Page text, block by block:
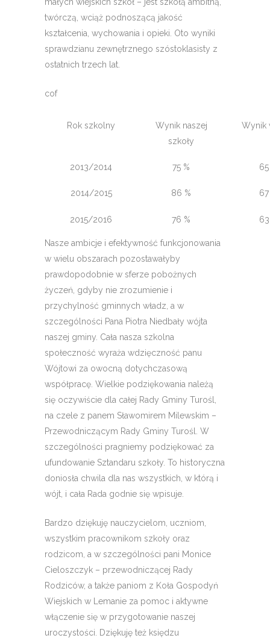
twórczą, wciąż podnoszącą jakość
kształcenia, wychowania i opieki. Oto wyniki
sprawdzianu zewnętrznego szóstoklasisty z
ostatnich trzech lat.
cof
Rok szkolny
Wynik naszej
szkoły
Wynik
2013/2014 75 %
2014/2015 86 %
2015/2016 76 %
Nasze ambicje i efektywność funkcjonowania
w wielu obszarach pozostawałyby
prawdopodobnie w sferze pobożnych
życzeń, gdyby nie zrozumienie i
przychylność gminnych władz, a w
szczególności Pana Piotra Niedbały wójta
naszej gminy. Cała nasza szkolna
społeczność wyraża wdzięczność panu
Wójtowi za owocną dotychczasową
współpracę. Wielkie podziękowania należą
się oczywiście dla całej Rady Gminy Turośl,
na czele z panem Sławomirem Milewskim –
Przewodniczącym Rady Gminy Turośl. W
szczególności pragniemy podziękować za
ufundowanie Sztandaru szkoły. To historyczna
doniosła chwila dla nas wszystkich, w którą i
wójt, i cała Rada godnie się wpisuje.
Bardzo dziękuję nauczycielom, uczniom,
wszystkim pracownikom szkoły oraz
rodzicom, a w szczególności pani Monice
Cieloszczyk – przewodniczącej Rady
Rodziców, a także paniom z Koła Gospodyń
Wiejskich w Lemanie za pomoc i aktywne
włączenie się w przygotowanie naszej
uroczystości. Dziękuję też księdzu